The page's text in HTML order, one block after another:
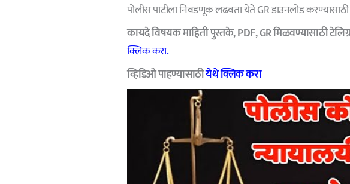
पोलीस पाटीला निवडणूक लढवता येते GR डाउनलोड करण्यासाठी
कायदे विषयक माहिती पुस्तके, PDF, GR मिळवण्यासाठी
क्लिक करा.
व्हिडिओ पाहण्यासाठीयेथे क्लिक करा